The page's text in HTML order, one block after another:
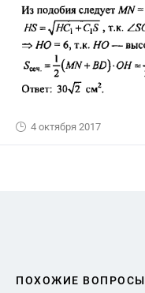
4 октября 2017
ПОХОЖИЕ ВОПРОСЫ